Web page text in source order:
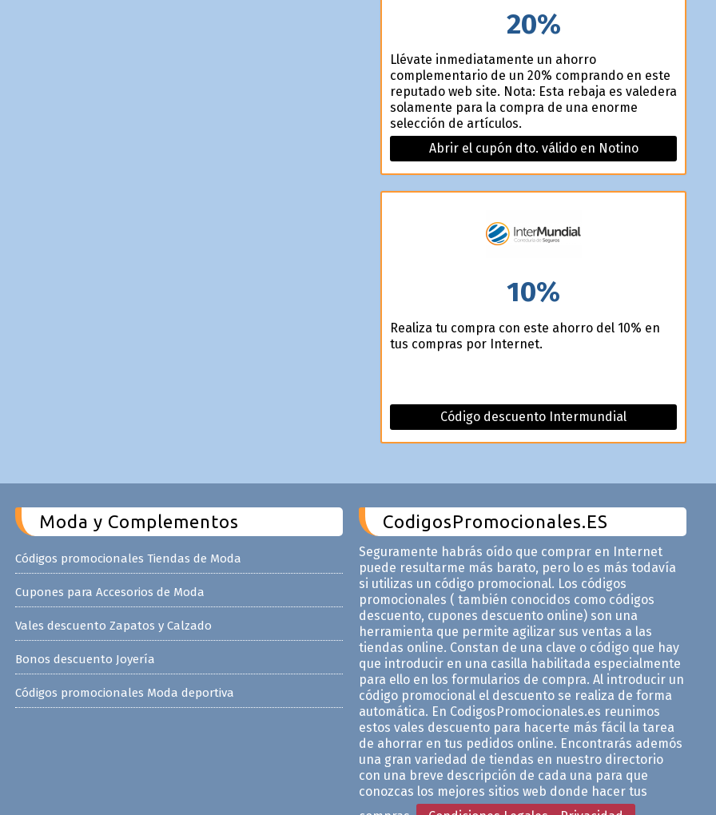
20%
Llévate inmediatamente un ahorro
complementario de un 20% comprando en este
reputado web site. Nota: Esta rebaja es valedera
solamente para la compra de una enorme
selección de artículos.
Abrir el cupón dto. válido en Notino
10%
Realiza tu compra con este ahorro del 10% en
tus compras por Internet.
Código descuento Intermundial
Moda y Complementos
Códigos promocionales Tiendas de Moda
Cupones para Accesorios de Moda
Vales descuento Zapatos y Calzado
Bonos descuento Joyería
Códigos promocionales Moda deportiva
CodigosPromocionales.ES
Seguramente habrás oído que comprar en Internet
puede resultarme más barato, pero lo es más todavía
si utilizas un código promocional. Los códigos
promocionales ( también conocidos como códigos
descuento, cupones descuento online) son una
herramienta que permite agilizar sus ventas a las
tiendas online. Constan de una clave o código que hay
que introducir en una casilla habilitada especialmente
para ello en los formularios de compra. Al introducir un
código promocional el descuento se realiza de forma
automática. En CodigosPromocionales.es reunimos
estos vales descuento para hacerte más fácil la tarea
de ahorrar en tus pedidos online. Encontrarás ademós
una gran variedad de tiendas en nuestro directorio
con una breve descripción de cada una para que
conozcas los mejores sitios web donde hacer tus